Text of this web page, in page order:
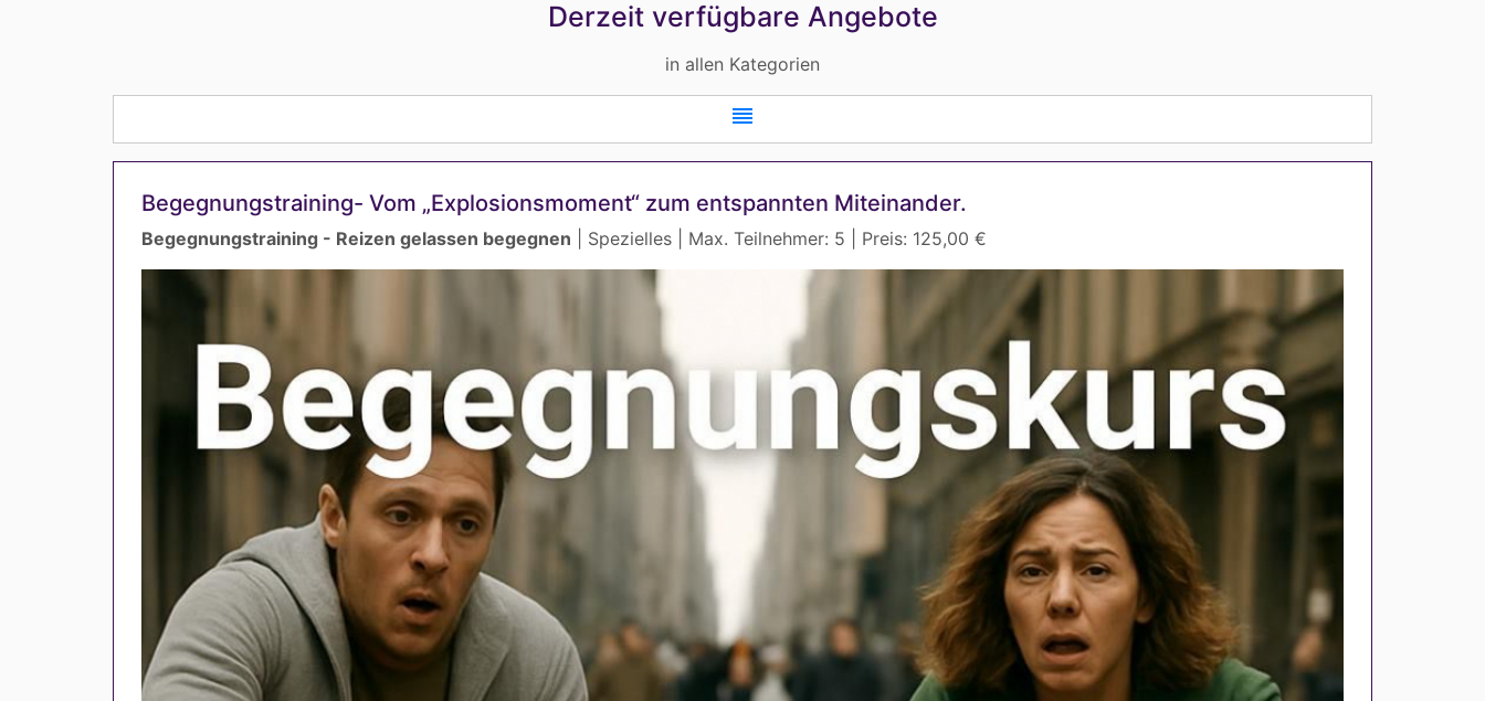
Derzeit verfügbare Angebote
in allen Kategorien
reorder
Begegnungstraining- Vom „Explosionsmoment“ zum entspannten Miteinander.
Begegnungstraining - Reizen gelassen begegnen | Spezielles | Max. Teilnehmer: 5 | Preis: 125,00 €